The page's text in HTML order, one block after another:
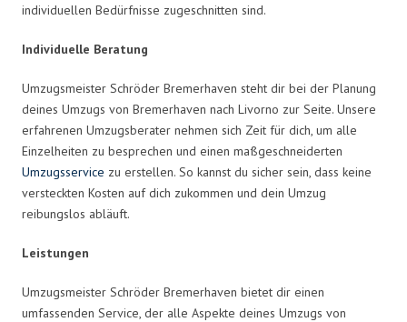
individuellen Bedürfnisse zugeschnitten sind.
Individuelle Beratung
Umzugsmeister Schröder Bremerhaven steht dir bei der Planung
deines Umzugs von Bremerhaven nach Livorno zur Seite. Unsere
erfahrenen Umzugsberater nehmen sich Zeit für dich, um alle
Einzelheiten zu besprechen und einen maßgeschneiderten
Umzugsservice zu erstellen. So kannst du sicher sein, dass keine
versteckten Kosten auf dich zukommen und dein Umzug
reibungslos abläuft.
Leistungen
Umzugsmeister Schröder Bremerhaven bietet dir einen
umfassenden Service, der alle Aspekte deines Umzugs von